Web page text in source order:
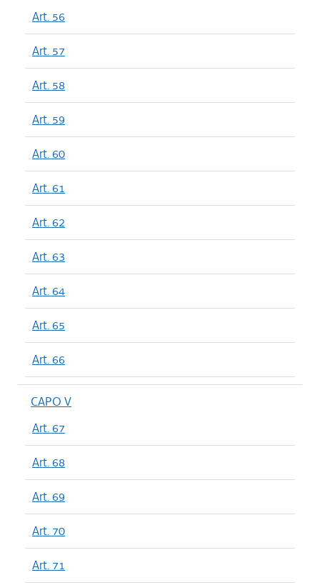
Art. 56
Art. 57
Art. 58
Art. 59
Art. 60
Art. 61
Art. 62
Art. 63
Art. 64
Art. 65
Art. 66
CAPO V
Art. 67
Art. 68
Art. 69
Art. 70
Art. 71